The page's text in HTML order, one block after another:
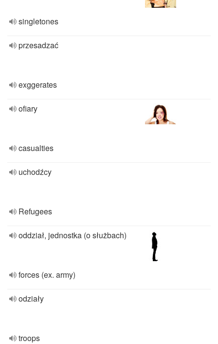
singletones
przesadzać
exggerates
ofiary
casualties
uchodźcy
Refugees
oddział, jednostka (o służbach)
forces (ex. army)
odziały
troops